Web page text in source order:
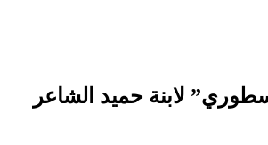
لابنة حميد الشاعر